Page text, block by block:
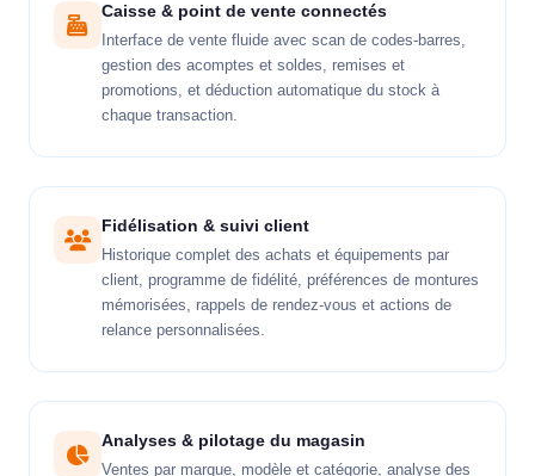
Caisse & point de vente connectés
Interface de vente fluide avec scan de codes-barres,
gestion des acomptes et soldes, remises et
promotions, et déduction automatique du stock à
chaque transaction.
Fidélisation & suivi client
Historique complet des achats et équipements par
client, programme de fidélité, préférences de montures
mémorisées, rappels de rendez-vous et actions de
relance personnalisées.
Analyses & pilotage du magasin
Ventes par marque, modèle et catégorie, analyse des